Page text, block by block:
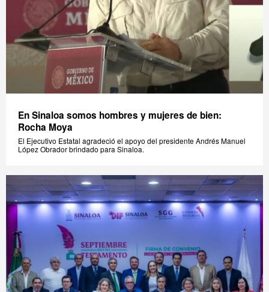
En Sinaloa somos hombres y mujeres de bien:
Rocha Moya
El Ejecutivo Estatal agradeció el apoyo del presidente Andrés Manuel
López Obrador brindado para Sinaloa.